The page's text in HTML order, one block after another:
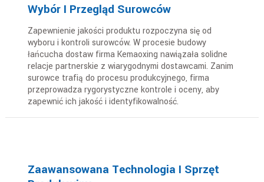
Wybór I Przegląd Surowców
Zapewnienie jakości produktu rozpoczyna się od
wyboru i kontroli surowców. W procesie budowy
łańcucha dostaw firma Kemaoxing nawiązała solidne
relacje partnerskie z wiarygodnymi dostawcami. Zanim
surowce trafią do procesu produkcyjnego, firma
przeprowadza rygorystyczne kontrole i oceny, aby
zapewnić ich jakość i identyfikowalność.
Zaawansowana Technologia I Sprzęt